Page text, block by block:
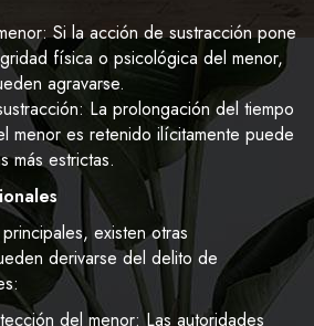
Si la acción de sustracción pone
física o psicológica del menor,
agravarse.
La prolongación del tiempo
menor es retenido ilícitamente puede
más estrictas.
existen otras
derivarse del delito de
del menor: Las autoridades